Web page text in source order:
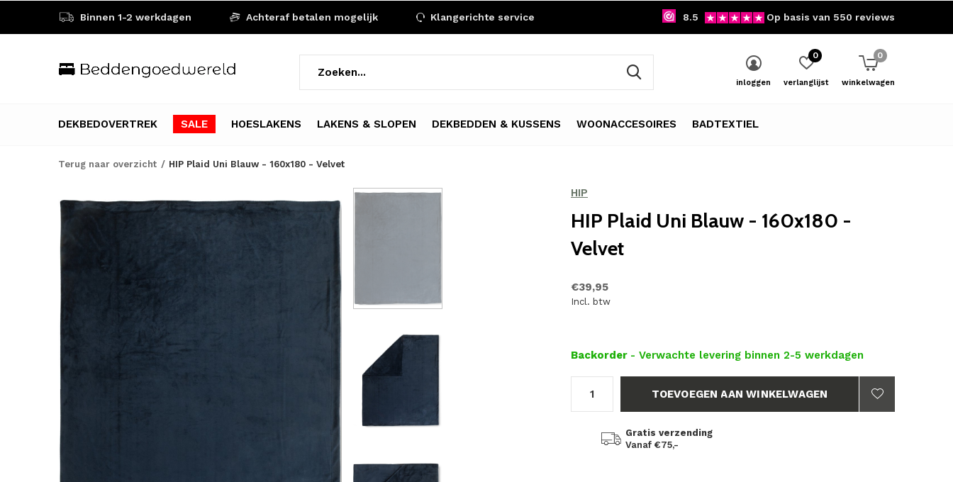
DEKBEDOVERTREK SALE HOESLAKENS LAKENS & SLOPEN DEKBEDDEN & KUSSENS WOONACCESOIRES BADTEXTIEL
inloggen verlanglijst
0
winkelwagen
0
Binnen 1-2 werkdagen Achteraf betalen mogelijk Klangerichte service 8.5 Op basis van 550 reviews
Terug naar overzicht HIP Plaid Uni Blauw - 160x180 - Velvet
HIP
HIP Plaid Uni Blauw - 160x180 -
Velvet
€39,95
Incl. btw
Backorder - Verwachte levering binnen 2-5 werkdagen
TOEVOEGEN AAN WINKELWAGEN
Gratis verzending
Vanaf €75,-